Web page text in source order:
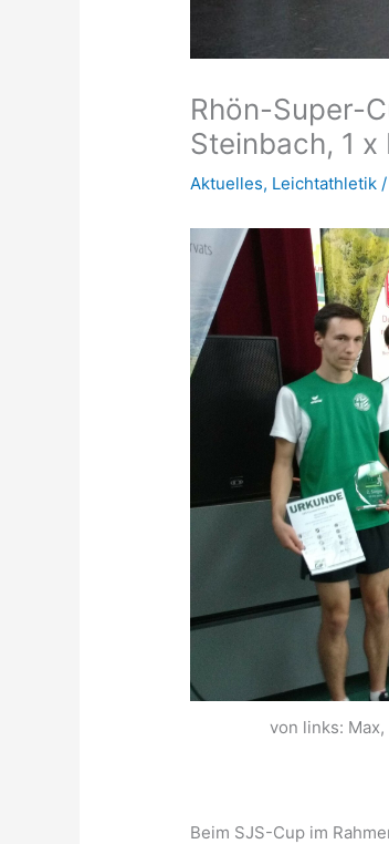
Rhön-Super-
Steinbach, 1 x
Aktuelles, Leichtathletik
von links:
Beim SJS-Cup im